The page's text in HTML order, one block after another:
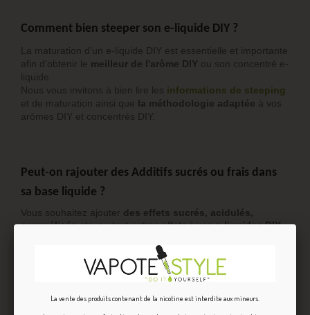
Comment bien steeper son e-liquide DIY ?
La maturation d'un e-liquide DIY est essentielle et importante
afin d'obtenir le meilleur de l'arôme DIY ou son concentré e-
liquide.
Nous vous invitons à bien lire les informations de steeping
et de maturation ainsi que la méthodologie adaptée à vos
arômes DIY et concentrés DIY.
Peut-on rajouter des Additifs sucrés ou frais dans
sa base liquide ?
Vous souhaitez ajouter des effets sucrés, acidulés,
caramélisésetc. ou tout autres effets à vose-liquides DIY,
, vous pourrez ainsi et facilement trouver les additifs DIY
dont vous pourriez avoir besoin.
Comment réaliser soi-même son e-liquide DIY ?
La vente des produits contenant de la nicotine est interdite aux mineurs.